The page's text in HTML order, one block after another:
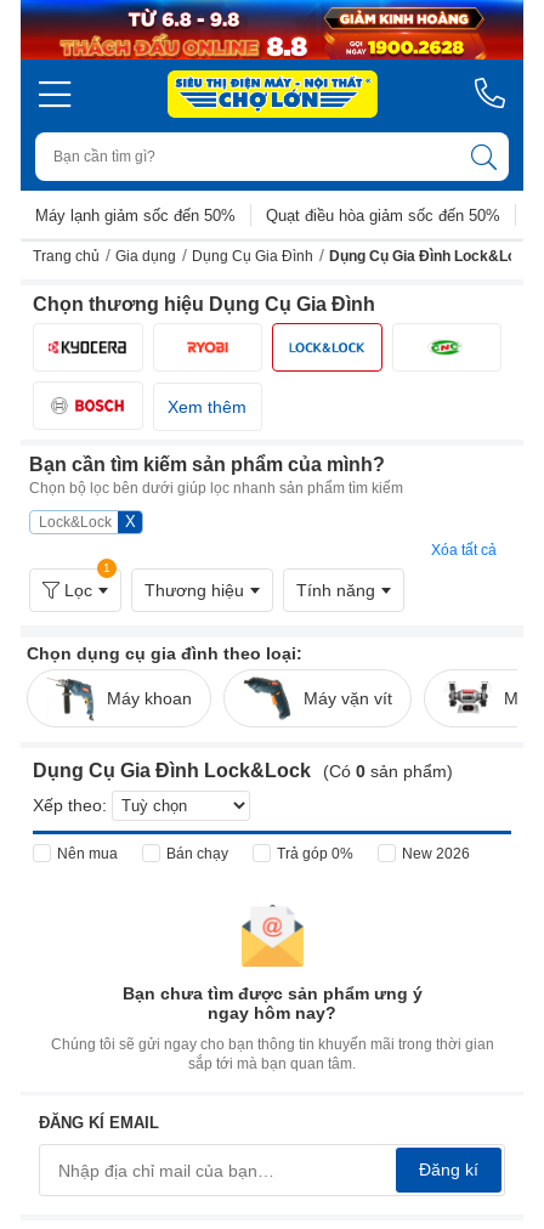
Máy lạnh giảm sốc đến 50% Quạt điều hòa giảm sốc đến 50%
Trang chủ / Gia dụng / Dụng Cụ Gia Đình / Dụng Cụ Gia Đình Lock&Lock
Chọn thương hiệu Dụng Cụ Gia Đình
Xem thêm
Bạn cần tìm kiếm sản phẩm của mình?
Chọn bộ lọc bên dưới giúp lọc nhanh sản phẩm tìm kiếm
Lock&Lock
X
Xóa tất cả
1
Lọc Thương hiệu Tính năng
Chọn dụng cụ gia đình theo loại:
Máy khoan Máy vặn vít Máy
Dụng Cụ Gia Đình Lock&Lock (Có 0 sản phẩm)
Xếp theo:
Nên mua Bán chạy Trả góp 0% New 2026
Bạn chưa tìm được sản phẩm ưng ý
ngay hôm nay?
Chúng tôi sẽ gửi ngay cho bạn thông tin khuyến mãi trong thời gian
sắp tới mà bạn quan tâm.
ĐĂNG KÍ EMAIL
Đăng kí